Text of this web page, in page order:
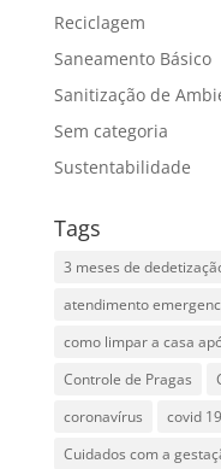
Reciclagem
Saneamento Básico
Sanitização de
Sem categoria
Sustentabilidade
Tags
3 meses de
atendimento
como limpar a casa
Controle de Pragas
coronavírus
covid 19
Cuidados com a